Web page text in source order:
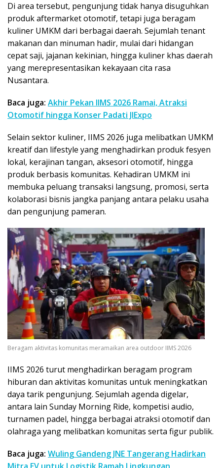
Di area tersebut, pengunjung tidak hanya disuguhkan
produk aftermarket otomotif, tetapi juga beragam
kuliner UMKM dari berbagai daerah. Sejumlah tenant
makanan dan minuman hadir, mulai dari hidangan
cepat saji, jajanan kekinian, hingga kuliner khas daerah
yang merepresentasikan kekayaan cita rasa
Nusantara.
Baca juga: Akhir Pekan IIMS 2026 Ramai, Atraksi
Otomotif hingga Konser Padati JIExpo
Selain sektor kuliner, IIMS 2026 juga melibatkan UMKM
kreatif dan lifestyle yang menghadirkan produk fesyen
lokal, kerajinan tangan, aksesori otomotif, hingga
produk berbasis komunitas. Kehadiran UMKM ini
membuka peluang transaksi langsung, promosi, serta
kolaborasi bisnis jangka panjang antara pelaku usaha
dan pengunjung pameran.
Beragam aktivitas komunitas meramaikan area outdoor IIMS 2026
IIMS 2026 turut menghadirkan beragam program
hiburan dan aktivitas komunitas untuk meningkatkan
daya tarik pengunjung. Sejumlah agenda digelar,
antara lain Sunday Morning Ride, kompetisi audio,
turnamen padel, hingga berbagai atraksi otomotif dan
olahraga yang melibatkan komunitas serta figur publik.
Baca juga: Wuling Gandeng JNE Tangerang Hadirkan